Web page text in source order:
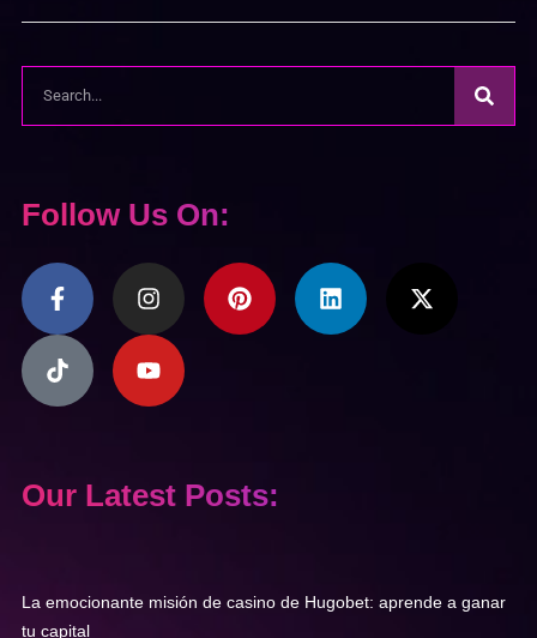
Follow Us On:
Our Latest Posts:
La emocionante misión de casino de Hugobet: aprende a ganar
tu capital